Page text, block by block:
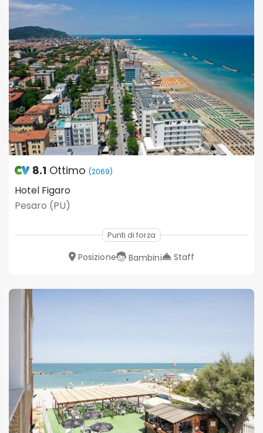
8.1 Ottimo (2069)
Hotel Figaro
Pesaro (PU)
Punti di forza
Posizione Bambini Staff